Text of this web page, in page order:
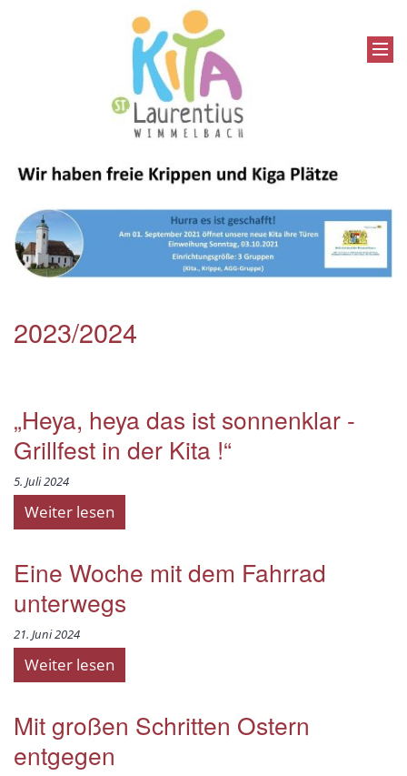
2023/2024
„Heya, heya das ist sonnenklar -
Grillfest in der Kita !“
5. Juli 2024
Weiter lesen
Eine Woche mit dem Fahrrad
unterwegs
21. Juni 2024
Weiter lesen
Mit großen Schritten Ostern
entgegen